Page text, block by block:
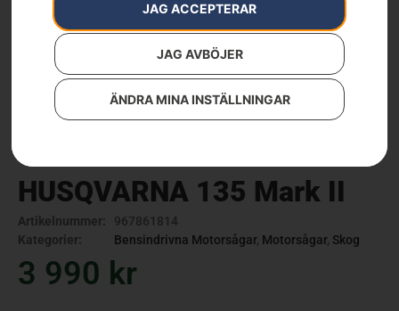
JAG ACCEPTERAR
JAG AVBÖJER
ÄNDRA MINA INSTÄLLNINGAR
HUSQVARNA 135 Mark II
Artikelnummer:
967861814
Kategorier:
Bensindrivna Motorsågar, Motorsågar, Skog
3 990 kr